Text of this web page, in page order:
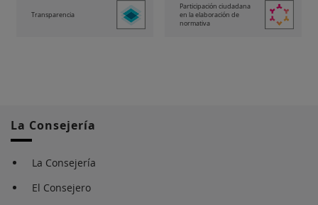
Transparencia
Participación ciudadana
en la elaboración de
normativa
La Consejería
La Consejería
El Consejero